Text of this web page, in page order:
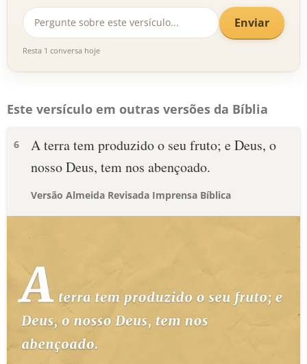
Enviar
Resta 1 conversa hoje
Este versículo em outras versões da Bíblia
6
A terra tem produzido o seu fruto; e Deus, o
nosso Deus, tem nos abençoado.
Versão Almeida Revisada Imprensa Bíblica